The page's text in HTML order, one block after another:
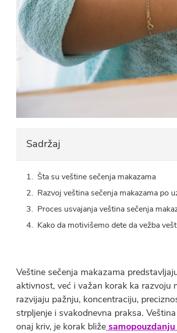
Sadržaj
Šta su veštine sečenja makazama
Razvoj veština sečenja makazama po
Proces usvajanja veština sečenja
Kako da motivišemo dete da vežba
Veštine sečenja makazama
aktivnost, već i važan korak ka razvoju
razvijaju pažnju, koncentraciju,
strpljenje i svakodnevna praksa.
onaj kriv, je korak bliže